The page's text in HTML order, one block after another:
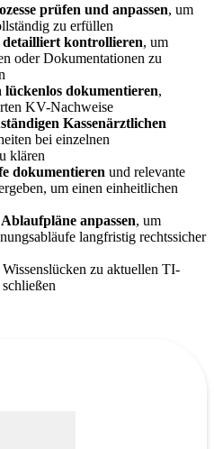
prüfen und anpassen, um
zu erfüllen
kontrollieren, um
oder Dokumentationen zu
dokumentieren,
KV-Nachweise
Kassenärztlichen
bei einzelnen
klären
dokumentieren und relevante
um einen einheitlichen
anpassen, um
langfristig rechtssicher
Wissenslücken zu aktuellen TI-